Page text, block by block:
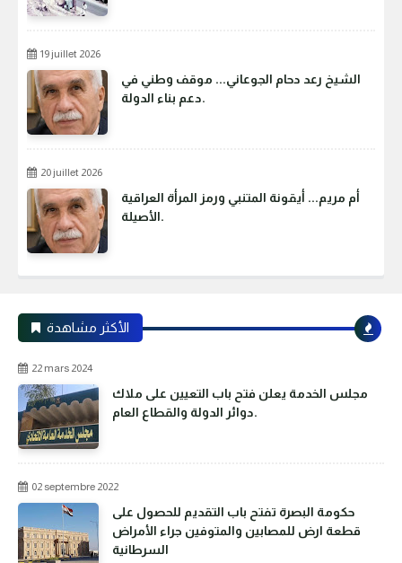
19 juillet 2026
الشيخ رعد دحام الجوعاني... موقف وطني في
دعم بناء الدولة.
20 juillet 2026
أم مريم... أيقونة المتنبي ورمز المرأة العراقية
الأصيلة.
الأكثر مشاهدة
22 mars 2024
مجلس الخدمة يعلن فتح باب التعيين على ملاك
دوائر الدولة والقطاع العام.
02 septembre 2022
حكومة البصرة تفتح باب التقديم للحصول على
قطعة ارض للمصابين والمتوفين جراء الأمراض
السرطانية